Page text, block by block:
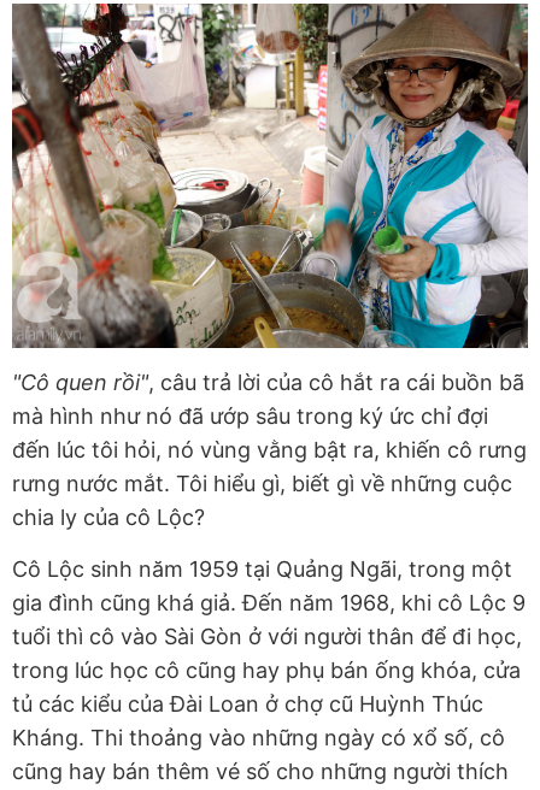
"Cô quen rồi", câu trả lời của cô hắt ra cái buồn bã
mà hình như nó đã ướp sâu trong ký ức chỉ đợi
đến lúc tôi hỏi, nó vùng vằng bật ra, khiến cô rưng
rưng nước mắt. Tôi hiểu gì, biết gì về những cuộc
chia ly của cô Lộc?
Cô Lộc sinh năm 1959 tại Quảng Ngãi, trong một
gia đình cũng khá giả. Đến năm 1968, khi cô Lộc 9
tuổi thì cô vào Sài Gòn ở với người thân để đi học,
trong lúc học cô cũng hay phụ bán ống khóa, cửa
tủ các kiểu của Đài Loan ở chợ cũ Huỳnh Thúc
Kháng. Thi thoảng vào những ngày có xổ số, cô
cũng hay bán thêm vé số cho những người thích